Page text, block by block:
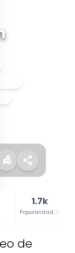
1.7k
Popularidad
de